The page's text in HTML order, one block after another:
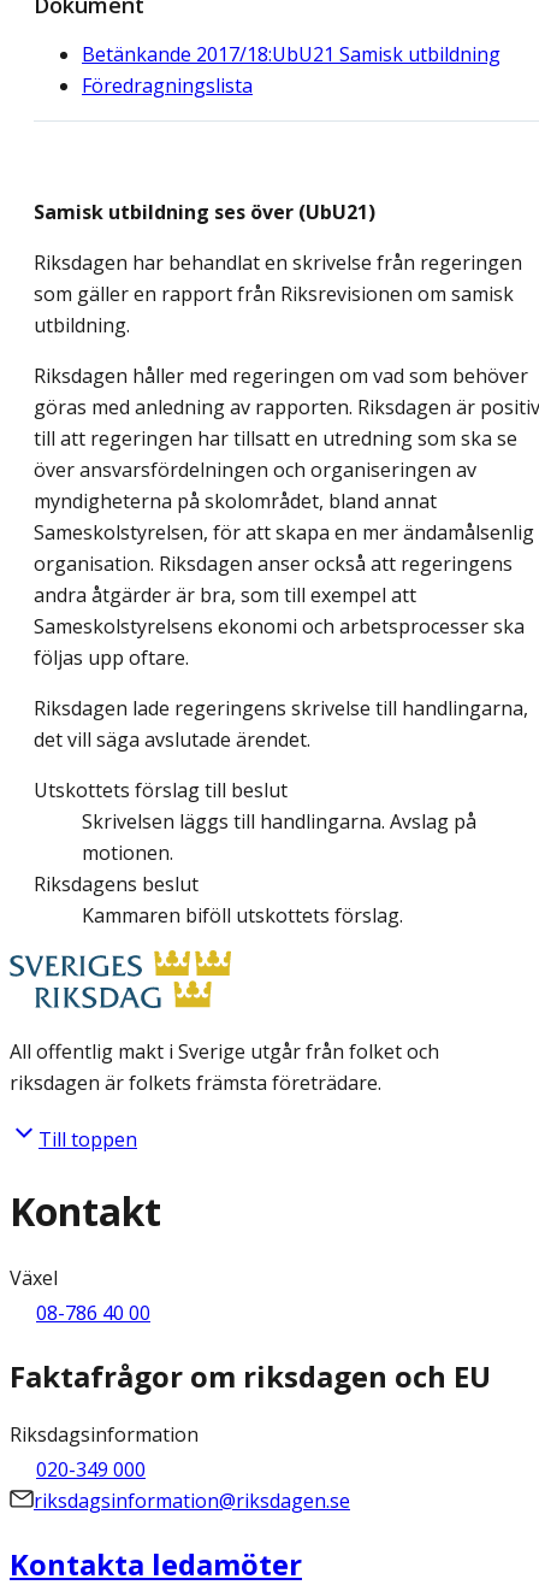
Betänkande 2017/18:UbU21 Samisk utbildning
Föredragningslista
Samisk utbildning ses över (UbU21)
Riksdagen har behandlat en skrivelse från regeringen
som gäller en rapport från Riksrevisionen om samisk
utbildning.
Riksdagen håller med regeringen om vad som behöver
göras med anledning av rapporten. Riksdagen är positiv
till att regeringen har tillsatt en utredning som ska se
över ansvarsfördelningen och organiseringen av
myndigheterna på skolområdet, bland annat
Sameskolstyrelsen, för att skapa en mer ändamålsenlig
organisation. Riksdagen anser också att regeringens
andra åtgärder är bra, som till exempel att
Sameskolstyrelsens ekonomi och arbetsprocesser ska
följas upp oftare.
Riksdagen lade regeringens skrivelse till handlingarna,
det vill säga avslutade ärendet.
Utskottets förslag till beslut
Skrivelsen läggs till handlingarna. Avslag på
motionen.
Riksdagens beslut
Kammaren biföll utskottets förslag.
All offentlig makt i Sverige utgår från folket och
riksdagen är folkets främsta företrädare.
Till toppen
Kontakt
Växel
08-786 40 00
Faktafrågor om riksdagen och EU
Riksdagsinformation
020-349 000
riksdagsinformation@riksdagen.se
Kontakta ledamöter